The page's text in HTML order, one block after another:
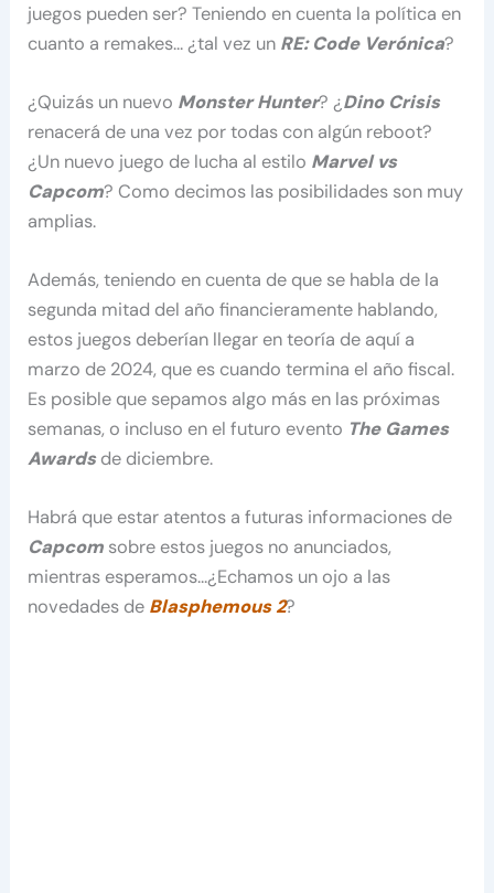
juegos pueden ser? Teniendo en cuenta la política en
cuanto a remakes… ¿tal vez un RE: Code Verónica?
¿Quizás un nuevo Monster Hunter? ¿Dino Crisis
renacerá de una vez por todas con algún reboot?
¿Un nuevo juego de lucha al estilo Marvel vs
Capcom? Como decimos las posibilidades son muy
amplias.
Además, teniendo en cuenta de que se habla de la
segunda mitad del año financieramente hablando,
estos juegos deberían llegar en teoría de aquí a
marzo de 2024, que es cuando termina el año fiscal.
Es posible que sepamos algo más en las próximas
semanas, o incluso en el futuro evento The Games
Awardsde diciembre.
Habrá que estar atentos a futuras informaciones de
Capcom sobre estos juegos no anunciados,
mientras esperamos…¿Echamos un ojo a las
novedades de Blasphemous 2?